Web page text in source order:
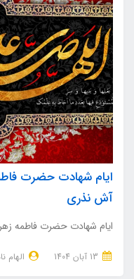
ایام شهادت حضرت
آش نذری
ایام شهادت حضرت فاطمه
الهام